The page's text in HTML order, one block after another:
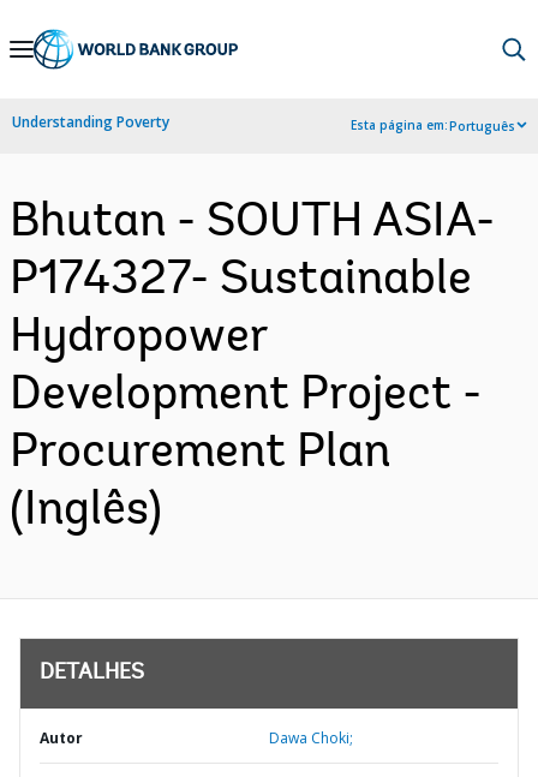
Skip
Navigation
Understanding Poverty Esta página em:Português
Bhutan - SOUTH ASIA-
P174327- Sustainable
Hydropower
Development Project -
Procurement Plan
(Inglês)
DETALHES
Autor Dawa Choki;